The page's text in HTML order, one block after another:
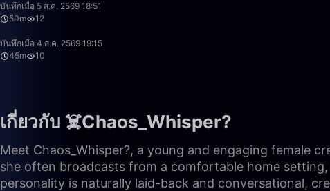
บันทึกเมื่อ 5 ส.ค. 2569 18:51
50m
12
บันทึกเมื่อ 4 ส.ค. 2569 19:15
45m
10
เกี่ยวกับ ☠️Chaos_Whisper?
Meet Chaos_Whisper?, a young and engaging female
she often broadcasts from a comfortable home
personality is naturally laid-back and conversational,